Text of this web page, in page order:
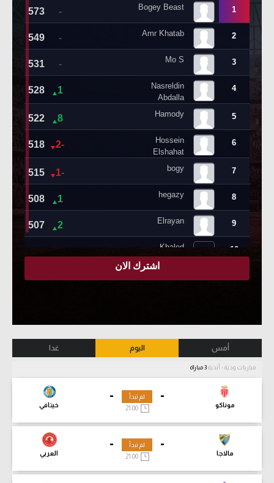
أمس اليوم غدا
مباريات ودية - أندية
-
موناكو
-
خيتافي
لم تبدأ
21:00
-
مالاجا
-
العربي
لم تبدأ
21:00